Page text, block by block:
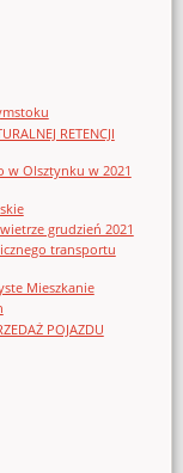
RETENCJI
Olsztynku w 2021
grudzień 2021
transportu
Mieszkanie
POJAZDU